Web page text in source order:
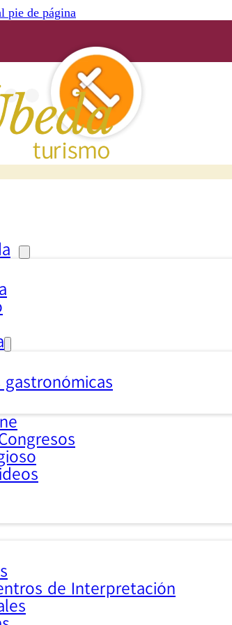
pie de página
gastronómicas
de Interpretación